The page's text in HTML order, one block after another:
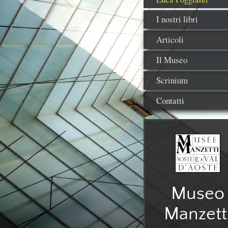
I nostri libri
Articoli
Il Museo
Scrinium
Contatti
Museo